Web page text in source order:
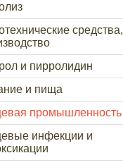
средства,
и пирролидин
и пища
промышленность
инфекции и